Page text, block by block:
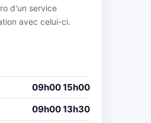
d'un service
avec celui-ci.
09h00 15h00
09h00 13h30